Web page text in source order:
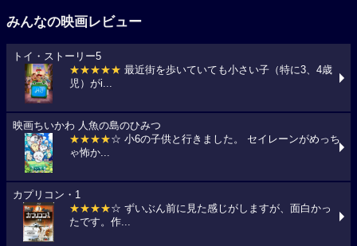
みんなの映画レビュー
トイ・ストーリー5
★★★★★ 最近街を歩いていても小さい子（特に3、4歳
児）がi...
映画ちいかわ 人魚の島のひみつ
★★★★☆ 小6の子供と行きました。 セイレーンがめっち
ゃ怖か...
カプリコン・1
★★★★☆ ずいぶん前に見た感じがしますが、面白かっ
たです。作...